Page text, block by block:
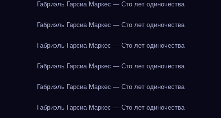
Габриэль Гарсиа Маркес — Сто лет одиночества
Габриэль Гарсиа Маркес — Сто лет одиночества
Габриэль Гарсиа Маркес — Сто лет одиночества
Габриэль Гарсиа Маркес — Сто лет одиночества
Габриэль Гарсиа Маркес — Сто лет одиночества
Габриэль Гарсиа Маркес — Сто лет одиночества